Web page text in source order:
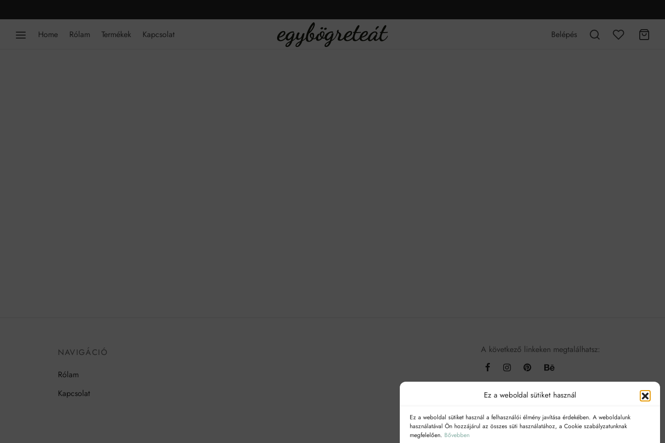
Ez a weboldal sütiket használ
Ez a weboldal sütiket használ a felhasználói élmény javítása érdekében. A weboldalunk
használatával Ön hozzájárul az összes süti használatához, a Cookie szabályzatunknak
megfelelően. Bővebben
Home Rólam Termékek Kapcsolat Belépés
NAVIGÁCIÓ
Rólam
Kapcsolat
A következő linkeken megtalálhatsz: